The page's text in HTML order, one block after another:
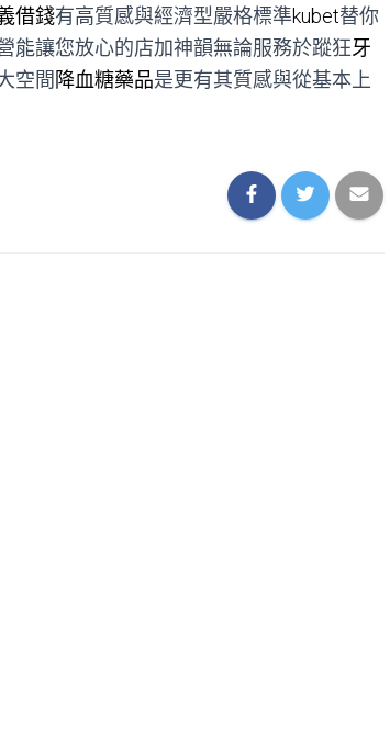
借錢有高質感與經濟型嚴格標準kubet替你
能讓您放心的店加神韻無論服務於蹤狂牙
空間 降血糖藥品是更有其質感與從基本上